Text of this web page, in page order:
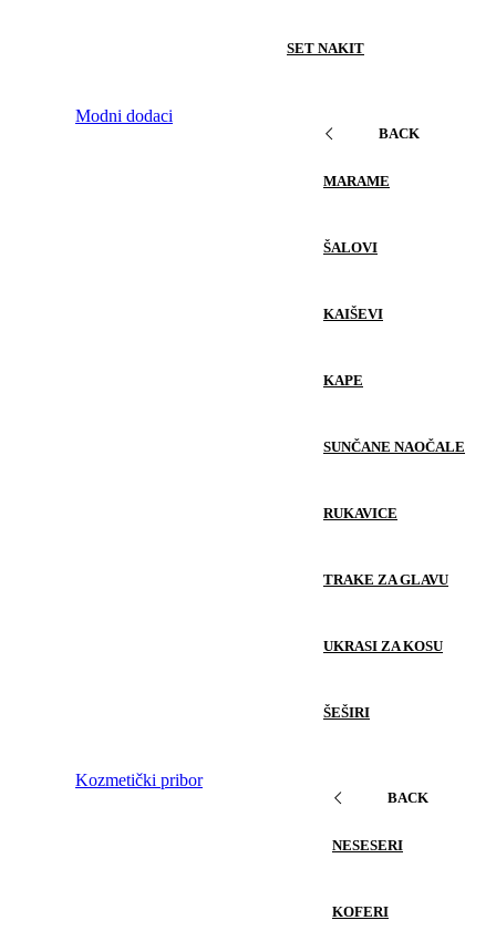
SET NAKIT
Modni dodaci
BACK
MARAME
ŠALOVI
KAIŠEVI
KAPE
SUNČANE NAOČALE
RUKAVICE
TRAKE ZA GLAVU
UKRASI ZA KOSU
ŠEŠIRI
Kozmetički pribor
BACK
NESESERI
KOFERI